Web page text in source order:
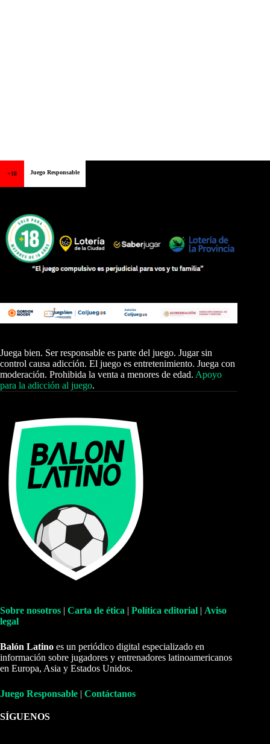
+18 Juego Responsable
Juega bien. Ser responsable es parte del juego. Jugar sin
control causa adicción. El juego es entretenimiento. Juega con
moderación. Prohibida la venta a menores de edad. Apoyo
para la adicción al juego.
Sobre nosotros | Carta de ética | Política editorial | Aviso
legal
Balón Latino es un periódico digital especializado en
información sobre jugadores y entrenadores latinoamericanos
en Europa, Asia y Estados Unidos.
Juego Responsable | Contáctanos
SÍGUENOS